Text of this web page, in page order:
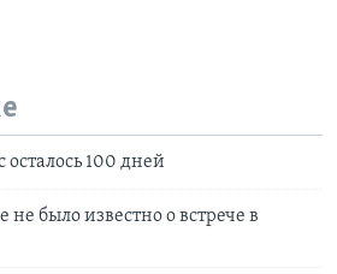
осталось 100 дней
было известно о встрече в